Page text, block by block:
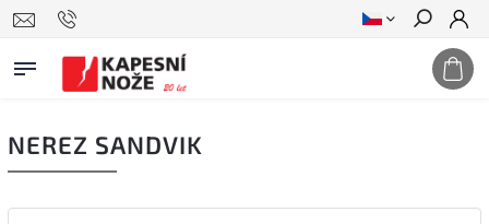
Hledat
NEREZ SANDVIK